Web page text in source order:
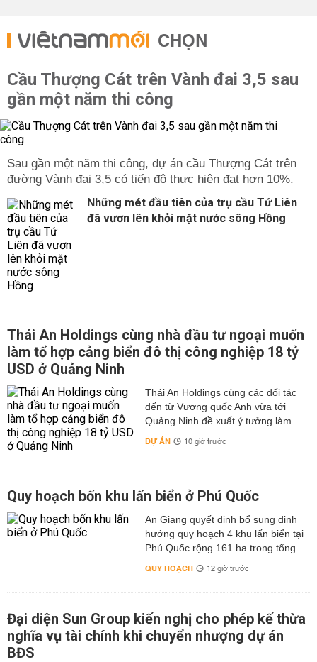
CHỌN
Cầu Thượng Cát trên Vành đai 3,5 sau
gần một năm thi công
Sau gần một năm thi công, dự án cầu Thượng Cát trên
đường Vành đai 3,5 có tiến độ thực hiện đạt hơn 10%.
Những mét đầu tiên của trụ cầu Tứ Liên
đã vươn lên khỏi mặt nước sông Hồng
Thái An Holdings cùng nhà đầu tư ngoại muốn
làm tổ hợp cảng biển đô thị công nghiệp 18 tỷ
USD ở Quảng Ninh
Thái An Holdings cùng các đối tác
đến từ Vương quốc Anh vừa tới
Quảng Ninh đề xuất ý tưởng làm...
DỰ ÁN 10 giờ trước
Quy hoạch bốn khu lấn biển ở Phú Quốc
An Giang quyết định bổ sung định
hướng quy hoạch 4 khu lấn biển tại
Phú Quốc rộng 161 ha trong tổng...
QUY HOẠCH 12 giờ trước
Đại diện Sun Group kiến nghị cho phép kế thừa
nghĩa vụ tài chính khi chuyển nhượng dự án
BĐS